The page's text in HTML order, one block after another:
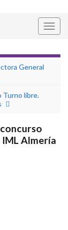
General
Turno libre.
Almería